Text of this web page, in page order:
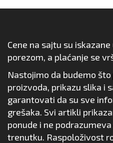
Cene na sajtu su
porezom, a plaćanje se
Nastojimo da budemo
proizvoda, prikazu slika i
garantovati da su sve
grešaka. Svi artikli
ponude i ne
trenutku. Raspoloživost